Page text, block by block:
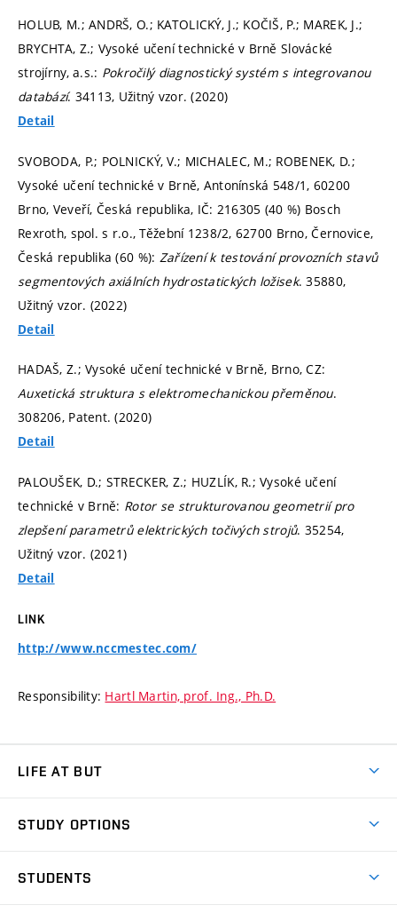
HOLUB, M.; ANDRŠ, O.; KATOLICKÝ, J.; KOČIŠ, P.; MAREK, J.;
BRYCHTA, Z.; Vysoké učení technické v Brně Slovácké
strojírny, a.s.: Pokročilý diagnostický systém s integrovanou
databází. 34113, Užitný vzor. (2020)
Detail
SVOBODA, P.; POLNICKÝ, V.; MICHALEC, M.; ROBENEK, D.;
Vysoké učení technické v Brně, Antonínská 548/1, 60200
Brno, Veveří, Česká republika, IČ: 216305 (40 %) Bosch
Rexroth, spol. s r.o., Těžební 1238/2, 62700 Brno, Černovice,
Česká republika (60 %): Zařízení k testování provozních stavů
segmentových axiálních hydrostatických ložisek. 35880,
Užitný vzor. (2022)
Detail
HADAŠ, Z.; Vysoké učení technické v Brně, Brno, CZ:
Auxetická struktura s elektromechanickou přeměnou.
308206, Patent. (2020)
Detail
PALOUŠEK, D.; STRECKER, Z.; HUZLÍK, R.; Vysoké učení
technické v Brně: Rotor se strukturovanou geometrií pro
zlepšení parametrů elektrických točivých strojů. 35254,
Užitný vzor. (2021)
Detail
LINK
http://www.nccmestec.com/
Responsibility: Hartl Martin, prof. Ing., Ph.D.
LIFE AT BUT
Dormitories
STUDY OPTIONS
STUDENTS